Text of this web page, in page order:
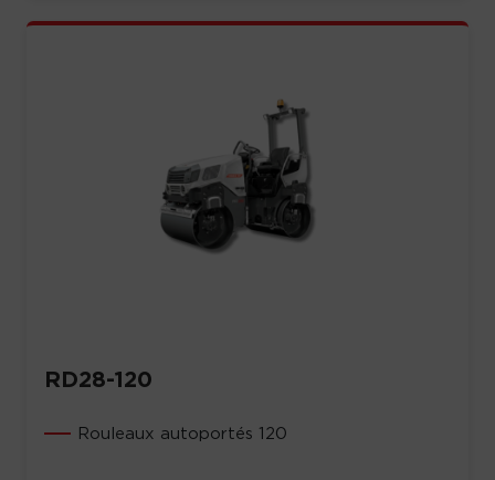
RD28-120
Rouleaux autoportés 120